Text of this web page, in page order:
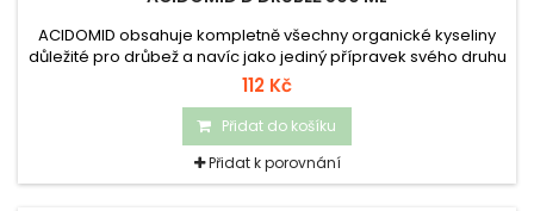
ACIDOMID obsahuje kompletně všechny organické kyseliny
důležité pro drůbež a navíc jako jediný přípravek svého druhu
na trhu glukózu a vyvážený poměr minerálních látek
stimulujících metabolismus a zvyšujících imunitu organismu.
112 Kč
Přidat do košíku
Přidat k porovnání